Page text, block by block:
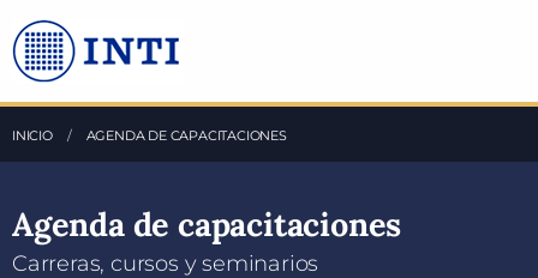
Saltea al Contenido principal
INICIO AGENDA DE CAPACITACIONES
Agenda de capacitaciones
Carreras, cursos y seminarios